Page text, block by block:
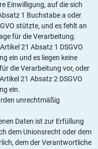
Einwilligung, auf die sich
1 Buchstabe a oder
stützte, und es fehlt an
für die Verarbeitung.
21 Absatz 1 DSGVO
ein und es liegen keine
die Verarbeitung vor, oder
21 Absatz 2 DSGVO
ein.
unrechtmäßig
Daten ist zur Erfüllung
dem Unionsrecht oder dem
dem der Verantwortliche